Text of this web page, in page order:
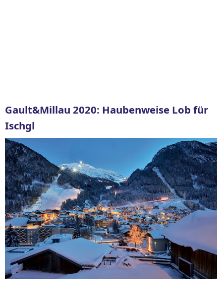
Gault&Millau 2020: Haubenweise Lob für
Ischgl